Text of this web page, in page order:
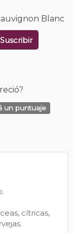
Blanc
Suscribir
un puntuaje
cítricas,